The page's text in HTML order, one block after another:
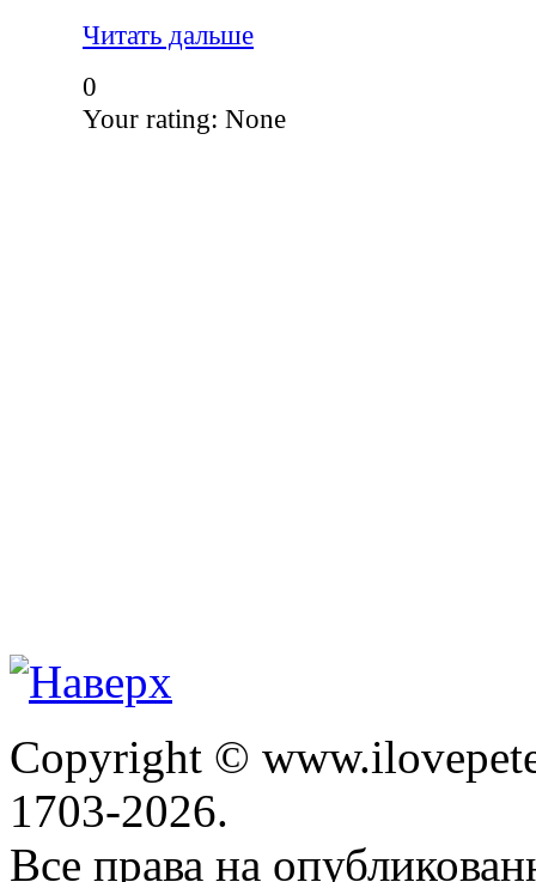
Читать дальше
0
Your rating: None
Copyright ©
1703-2026.
Все права на